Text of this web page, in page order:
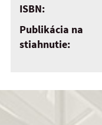
ISBN:
Publikácia na
stiahnutie: